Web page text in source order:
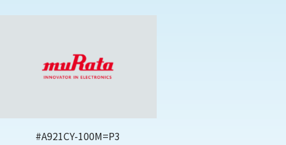
#A921CY-100M=P3